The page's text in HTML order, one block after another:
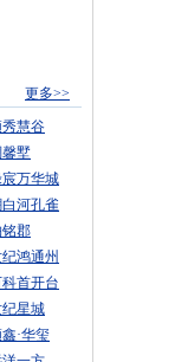
更多>>
慧谷
墅
万华城
河孔雀
郡
鸿通州
首开台
星城
·华玺